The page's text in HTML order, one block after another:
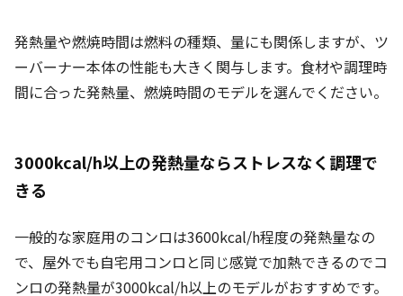
発熱量や燃焼時間は燃料の種類、量にも関係しますが、ツ
ーバーナー本体の性能も大きく関与します。食材や調理時
間に合った発熱量、燃焼時間のモデルを選んでください。
3000kcal/h以上の発熱量ならストレスなく 調理で
きる
一般的な家庭用のコンロは3600kcal/h程度の発熱量なの
で、屋外でも自宅用コンロと同じ感覚で加熱できるのでコ
ンロの発熱量が3000kcal/h以上のモデルがおすすめです。